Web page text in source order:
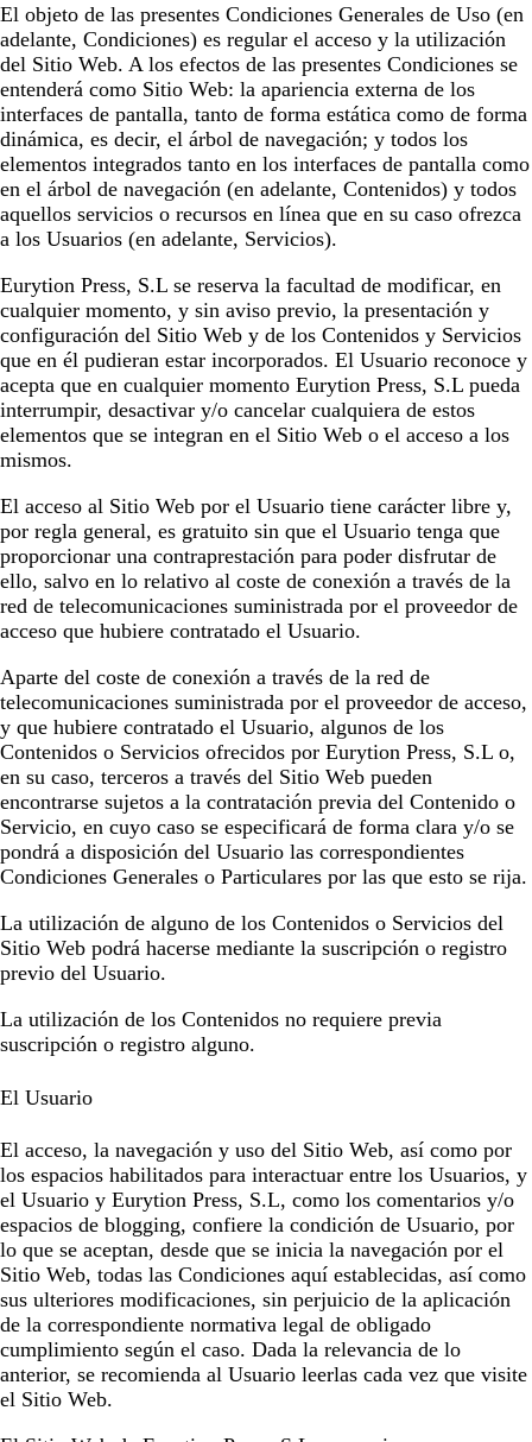
El objeto de las presentes Condiciones Generales de Uso (en
adelante, Condiciones) es regular el acceso y la utilización
del Sitio Web. A los efectos de las presentes Condiciones se
entenderá como Sitio Web: la apariencia externa de los
interfaces de pantalla, tanto de forma estática como de forma
dinámica, es decir, el árbol de navegación; y todos los
elementos integrados tanto en los interfaces de pantalla como
en el árbol de navegación (en adelante, Contenidos) y todos
aquellos servicios o recursos en línea que en su caso ofrezca
a los Usuarios (en adelante, Servicios).
Eurytion Press, S.L se reserva la facultad de modificar, en
cualquier momento, y sin aviso previo, la presentación y
configuración del Sitio Web y de los Contenidos y Servicios
que en él pudieran estar incorporados. El Usuario reconoce y
acepta que en cualquier momento Eurytion Press, S.L pueda
interrumpir, desactivar y/o cancelar cualquiera de estos
elementos que se integran en el Sitio Web o el acceso a los
mismos.
El acceso al Sitio Web por el Usuario tiene carácter libre y,
por regla general, es gratuito sin que el Usuario tenga que
proporcionar una contraprestación para poder disfrutar de
ello, salvo en lo relativo al coste de conexión a través de la
red de telecomunicaciones suministrada por el proveedor de
acceso que hubiere contratado el Usuario.
Aparte del coste de conexión a través de la red de
telecomunicaciones suministrada por el proveedor de acceso,
y que hubiere contratado el Usuario, algunos de los
Contenidos o Servicios ofrecidos por Eurytion Press, S.L o,
en su caso, terceros a través del Sitio Web pueden
encontrarse sujetos a la contratación previa del Contenido o
Servicio, en cuyo caso se especificará de forma clara y/o se
pondrá a disposición del Usuario las correspondientes
Condiciones Generales o Particulares por las que esto se rija.
La utilización de alguno de los Contenidos o Servicios del
Sitio Web podrá hacerse mediante la suscripción o registro
previo del Usuario.
La utilización de los Contenidos no requiere previa
suscripción o registro alguno.
El Usuario
El acceso, la navegación y uso del Sitio Web, así como por
los espacios habilitados para interactuar entre los Usuarios, y
el Usuario y Eurytion Press, S.L, como los comentarios y/o
espacios de blogging, confiere la condición de Usuario, por
lo que se aceptan, desde que se inicia la navegación por el
Sitio Web, todas las Condiciones aquí establecidas, así como
sus ulteriores modificaciones, sin perjuicio de la aplicación
de la correspondiente normativa legal de obligado
cumplimiento según el caso. Dada la relevancia de lo
anterior, se recomienda al Usuario leerlas cada vez que visite
el Sitio Web.